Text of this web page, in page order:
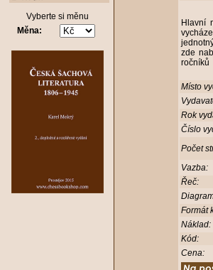
Vyberte si měnu
Měna:
Hlavní
zde
ročníků
Místo
Rok
Číslo
Počet
Vazba:
Řeč:
Formát
Náklad:
Kód:
Cena: